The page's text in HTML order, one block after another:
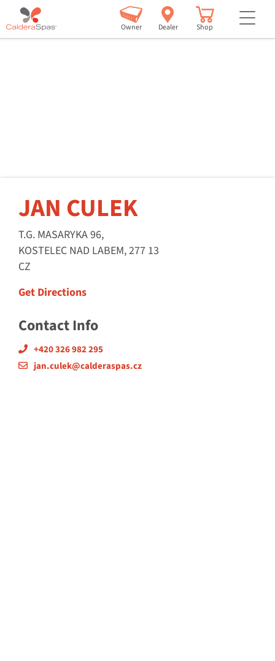
Owner Dealer Shop
JAN CULEK
T.G. MASARYKA 96,
KOSTELEC NAD LABEM, 277 13
CZ
Get Directions
Contact Info
+420 326 982 295
jan.culek@calderaspas.cz